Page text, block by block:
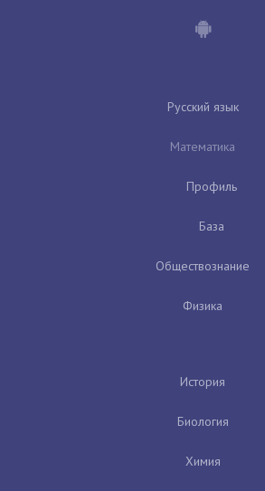
Русский язык
Математика
Профиль
База
Обществознание
Физика
История
Биология
Химия